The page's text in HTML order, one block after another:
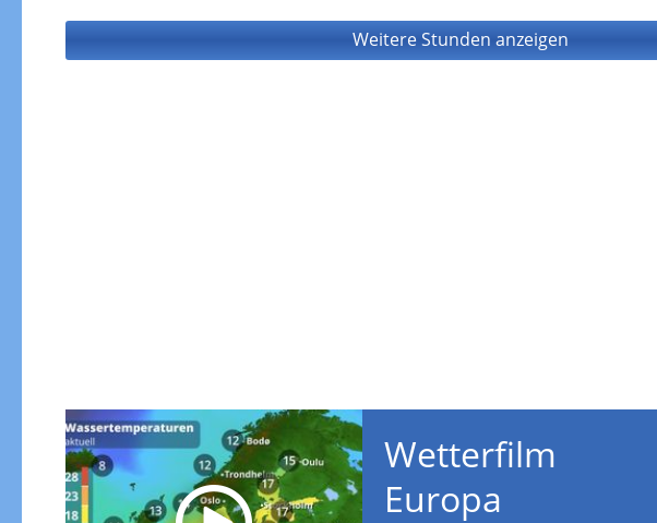
Weitere Stunden anzeigen
Wetterfilm
Europa